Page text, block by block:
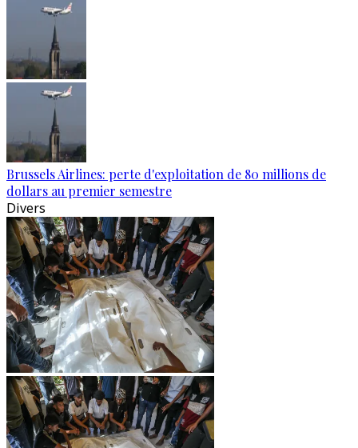
Brussels Airlines: perte d'exploitation de 80 millions de
dollars au premier semestre
Divers